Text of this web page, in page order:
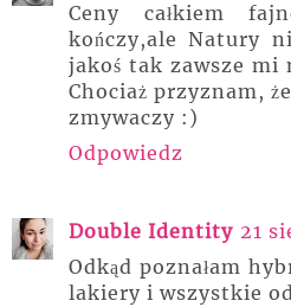
Ceny całkiem
kończy,ale Natury
jakoś tak zawsze mi
Chociaż przyznam,
zmywaczy :)
Odpowiedz
Double Identity 21
Odkąd poznałam
lakiery i wszystkie